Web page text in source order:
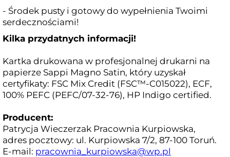
- Środek pusty i gotowy do wypełnienia Twoimi
serdecznościami!
Kilka przydatnych informacji!
Kartka drukowana w profesjonalnej drukarni na
papierze Sappi Magno Satin, który uzyskał
certyfikaty: FSC Mix Credit (FSC™-C015022), ECF,
100% PEFC (PEFC/07-32-76), HP Indigo certified.
Producent:
Patrycja Wieczerzak Pracownia Kurpiowska,
adres pocztowy: ul. Kurpiowska 7/2, 87-100 Toruń.
E-mail: pracownia_kurpiowska@wp.pl